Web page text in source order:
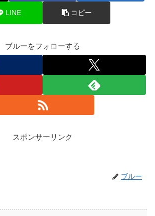
LINE コピー
ブルーをフォローする
スポンサーリンク
ブルー